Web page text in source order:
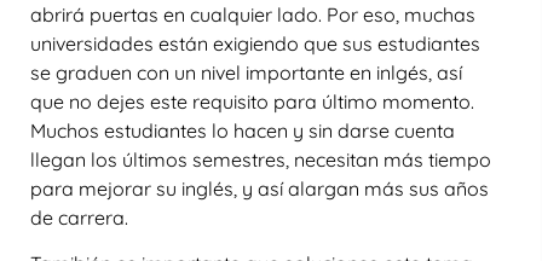
abrirá puertas en cualquier lado. Por eso, muchas
universidades están exigiendo que sus estudiantes
se graduen con un nivel importante en inlgés, así
que no dejes este requisito para último momento.
Muchos estudiantes lo hacen y sin darse cuenta
llegan los últimos semestres, necesitan más tiempo
para mejorar su inglés, y así alargan más sus años
de carrera.